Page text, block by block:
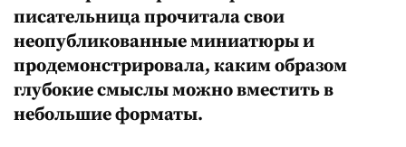
писательница прочитала свои
неопубликованные миниатюры и
продемонстрировала, каким образом
глубокие смыслы можно вместить в
небольшие форматы.